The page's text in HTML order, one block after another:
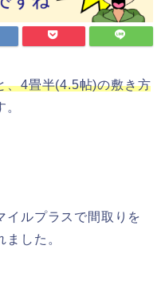
、4畳半(4.5帖)の敷き方
イルプラスで間取りを
した。